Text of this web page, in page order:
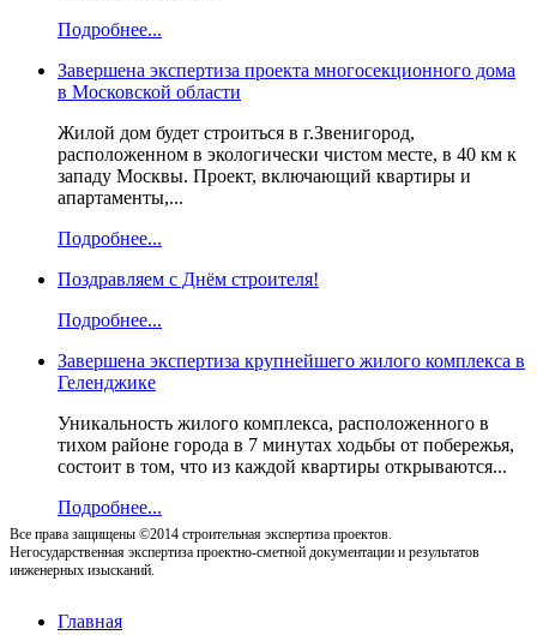
Подробнее...
Завершена экспертиза проекта многосекционного дома
в Московской области
Жилой дом будет строиться в г.Звенигород,
расположенном в экологически чистом месте, в 40 км к
западу Москвы. Проект, включающий квартиры и
апартаменты,...
Подробнее...
Поздравляем с Днём строителя!
Подробнее...
Завершена экспертиза крупнейшего жилого комплекса в
Геленджике
Уникальность жилого комплекса, расположенного в
тихом районе города в 7 минутах ходьбы от побережья,
состоит в том, что из каждой квартиры открываются...
Подробнее...
Все права защищены ©2014 строительная экспертиза проектов.
Негосударственная экспертиза проектно-сметной документации и результатов
инженерных изысканий.
Главная